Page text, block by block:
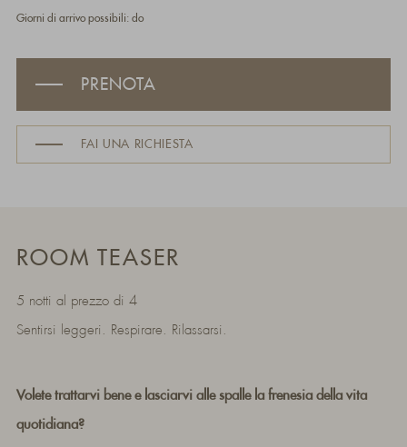
Giorni di arrivo possibili: do
PRENOTA
FAI UNA RICHIESTA
ROOM TEASER
5 notti al prezzo di 4
Sentirsi leggeri. Respirare. Rilassarsi.
Volete trattarvi bene e lasciarvi alle spalle la frenesia della vita
quotidiana?